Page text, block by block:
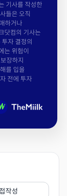
기사를 작성한
들은 오직
하거나
닷컴의 기사는
자 결정의
는 위험이
장하지
를 입을
전에 투자
작성